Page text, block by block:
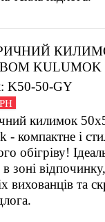
KULUMOK
K50-50-GY
килимок
- компактне і
обігріву!
зоні
вихованців та